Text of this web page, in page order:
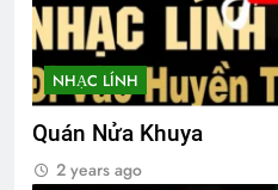
NHẠC LÍNH
Quán Nửa Khuya
2 years ago